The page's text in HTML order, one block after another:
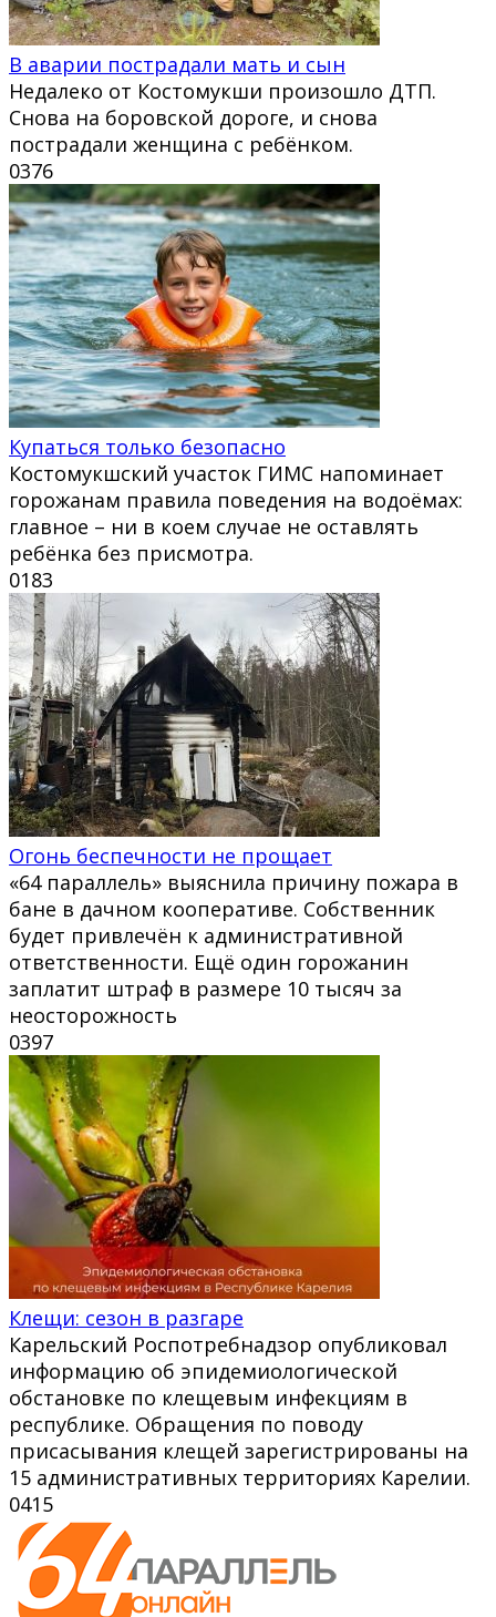
В аварии пострадали мать и сын
Недалеко от Костомукши произошло ДТП.
Снова на боровской дороге, и снова
пострадали женщина с ребёнком.
0376
Купаться только безопасно
Костомукшский участок ГИМС напоминает
горожанам правила поведения на водоёмах:
главное – ни в коем случае не оставлять
ребёнка без присмотра.
0183
Огонь беспечности не прощает
«64 параллель» выяснила причину пожара в
бане в дачном кооперативе. Собственник
будет привлечён к административной
ответственности. Ещё один горожанин
заплатит штраф в размере 10 тысяч за
неосторожность
0397
Клещи: сезон в разгаре
Карельский Роспотребнадзор опубликовал
информацию об эпидемиологической
обстановке по клещевым инфекциям в
республике. Обращения по поводу
присасывания клещей зарегистрированы на
15 административных территориях Карелии.
0415